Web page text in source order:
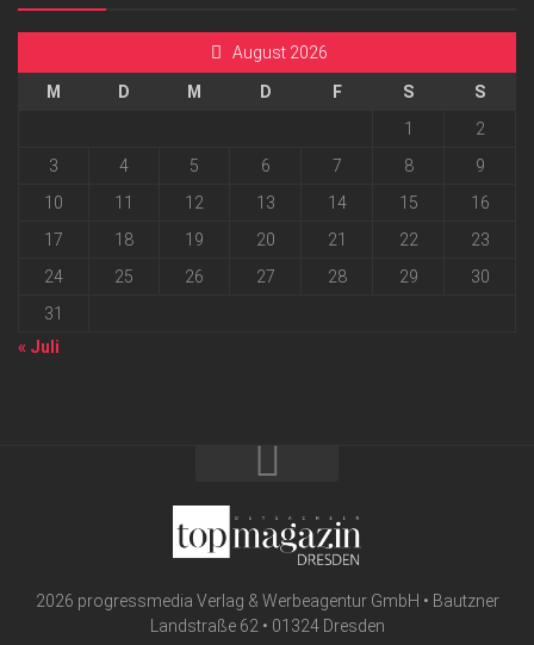
August 2026
M D M D F S
S
1
2
3
4 5 6 7 8
9
10
11 12 13 14 15
16
17
18 19 20 21 22
23
24
25 26 27 28 29
30
31
« Juli
2026 progressmedia Verlag & Werbeagentur GmbH • Bautzner
Landstraße 62 • 01324 Dresden